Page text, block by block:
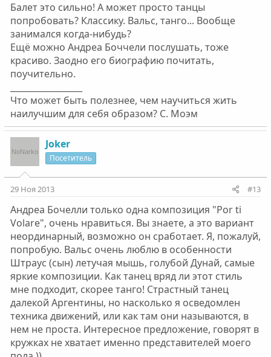
Балет это сильно! А может просто танцы
попробовать? Классику. Вальс, танго... Вообще
занимался когда-нибудь?
Ещё можно Андреа Боччели послушать, тоже
красиво. Заодно его биографию почитать,
поучительно.
Что может быть полезнее, чем научиться жить
наилучшим для себя образом? С. Моэм
Joker
Посетитель
29 Ноя 2013 #13
Андреа Бочелли только одна композиция "Por ti
Volare", очень нравиться. Вы знаете, а это вариант
неординарный, возможно он сработает. Я, пожалуй,
попробую. Вальс очень люблю в особенности
Штраус (сын) летучая мышь, голубой Дунай, самые
яркие композиции. Как танец вряд ли этот стиль
мне подходит, скорее танго! Страстный танец
далекой Аргентины, но насколько я осведомлен
техника движений, или как там они называются, в
нем не проста. Интересное предложение, говорят в
кружках не хватает именно представителей моего